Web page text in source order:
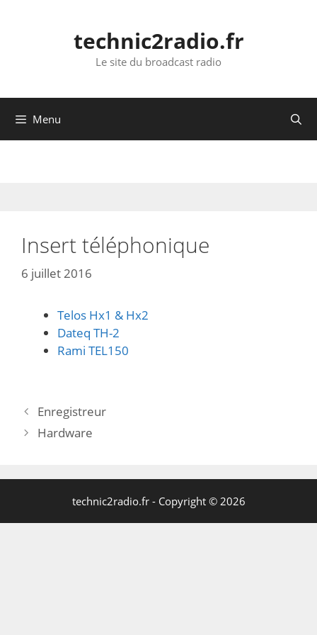
technic2radio.fr
Le site du broadcast radio
Menu
Insert téléphonique
6 juillet 2016
Telos Hx1 & Hx2
Dateq TH-2
Rami TEL150
Enregistreur
Hardware
technic2radio.fr - Copyright © 2026